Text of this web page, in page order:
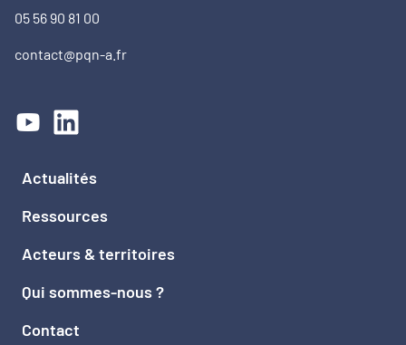
05 56 90 81 00
contact@pqn-a.fr
Actualités
Ressources
Acteurs & territoires
Qui sommes-nous ?
Contact